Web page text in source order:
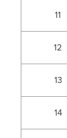
11
12
13
14